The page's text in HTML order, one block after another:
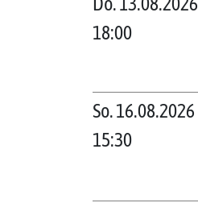
18:00
So. 16.08.2026
15:30